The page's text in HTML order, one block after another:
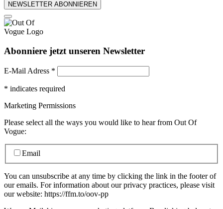
NEWSLETTER ABONNIEREN
Abonniere jetzt unseren Newsletter
E-Mail Adress *
* indicates required
Marketing Permissions
Please select all the ways you would like to hear from Out Of
Vogue:
Email
You can unsubscribe at any time by clicking the link in the footer of
our emails. For information about our privacy practices, please visit
our website: https://ffm.to/oov-pp